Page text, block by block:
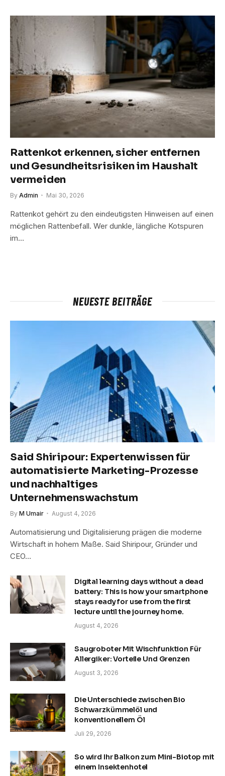
Rattenkot erkennen, sicher entfernen
und Gesundheitsrisiken im Haushalt
vermeiden
By Admin Mai 30, 2026
Rattenkot gehört zu den eindeutigsten Hinweisen auf einen
möglichen Rattenbefall. Wer dunkle, längliche Kotspuren
im…
NEUESTE BEITRÄGE
Said Shiripour: Expertenwissen für
automatisierte Marketing-Prozesse
und nachhaltiges
Unternehmenswachstum
By M Umair August 4, 2026
Automatisierung und Digitalisierung prägen die moderne
Wirtschaft in hohem Maße. Said Shiripour, Gründer und
CEO…
Digital learning days without a dead
battery: This is how your smartphone
stays ready for use from the first
lecture until the journey home.
August 4, 2026
Saugroboter Mit Wischfunktion Für
Allergiker: Vorteile Und Grenzen
August 3, 2026
Die Unterschiede zwischen Bio
Schwarzkümmelöl und
konventionellem Öl
Juli 29, 2026
So wird Ihr Balkon zum Mini-Biotop mit
einem Insektenhotel